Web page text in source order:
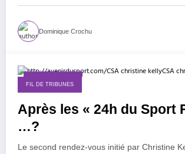
Dominique Crochu
30 janvier 2015
FIL DE TRIBUNES
Après les « 24h du Sport
…?
Le second rendez-vous initié par Christine